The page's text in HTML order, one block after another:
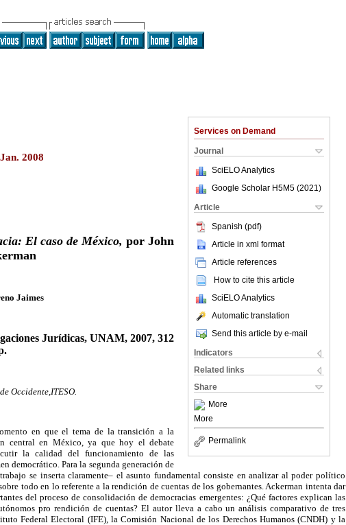
Services on Demand
Journal
SciELO Analytics
Google Scholar H5M5 (2021 )
Article
Spanish (pdf)
Article in xml format
Article references
How to cite this article
SciELO Analytics
Automatic translation
Send this article by e-mail
Indicators
Related links
Share
More
More
Permalink
2008
El caso de México, por John
Jaimes
Jurídicas, UNAM, 2007, 312
Occidente,ITESO.
en que el tema de la transición a la
central en México, ya que hoy el debate
la calidad del funcionamiento de las
democrático. Para la segunda generación de
se inserta claramente– el asunto fundamental consiste en analizar al poder político
todo en lo referente a la rendición de cuentas de los gobernantes. Ackerman intenta dar
del proceso de consolidación de democracias emergentes: ¿Qué factores explican las
pro rendición de cuentas? El autor lleva a cabo un análisis comparativo de tres
Federal Electoral (IFE), la Comisión Nacional de los Derechos Humanos (CNDH) y la